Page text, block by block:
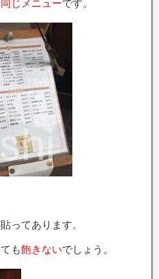
同じメニューです。
ってあります。
も飽きないでしょう。